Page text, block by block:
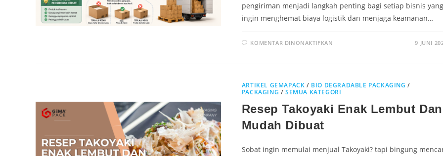
pengiriman menjadi langkah penting bagi setiap bisnis yang
ingin menghemat biaya logistik dan menjaga keamanan…
KOMENTAR DINONAKTIFKAN 9 JUNI
ARTIKEL GEMAPACK / BIO DEGRADABLE PACKAGING /
PACKAGING /SEMUA KATEGORI
Resep Takoyaki Enak Lembut Dan
Mudah Dibuat
Sobat ingin memulai menjual Takoyaki? tapi bingung